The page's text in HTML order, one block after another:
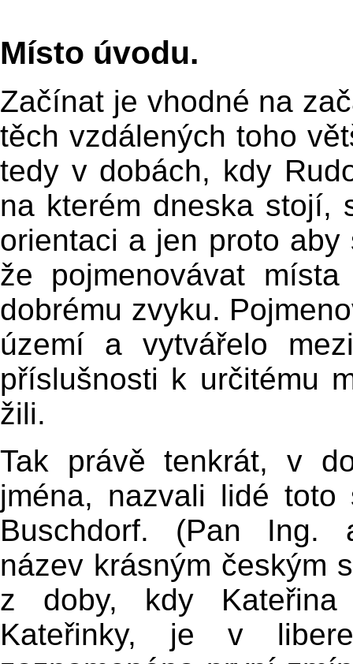
Místo úvodu.
Začínat je vhodné na
těch vzdálených toho
tedy v dobách, kdy
na kterém dneska stojí,
orientaci a jen proto
že pojmenovávat
dobrému zvyku.
území a vytvářelo
příslušnosti k určitému
žili.
Tak právě tenkrát, v
jména, nazvali lidé toto
Buschdorf. (Pan Ing.
název krásným českým
z doby, kdy
Kateřinky, je v